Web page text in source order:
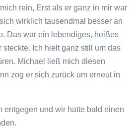
rein, Erst als er ganz in mir war
wirklich tausendmal besser an
Das war ein lebendiges, heißes
steckte. Ich hielt ganz still um das
Michael ließ mich diesen
zog er sich zurück um erneut in
entgegen und wir hatte bald einen